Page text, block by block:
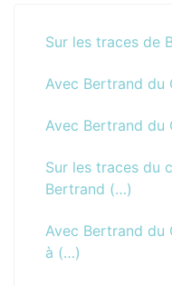
Sur les traces de
Avec Bertrand du
Avec Bertrand du
Sur les traces du
Bertrand (…)
Avec Bertrand du
à (…)